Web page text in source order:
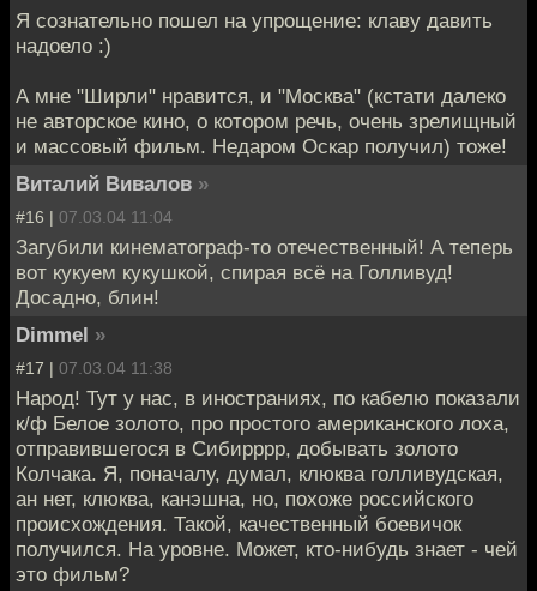
Я сознательно пошел на упрощение: клаву давить
надоело :)
А мне "Ширли" нравится, и "Москва" (кстати далеко
не авторское кино, о котором речь, очень зрелищный
и массовый фильм. Недаром Оскар получил) тоже!
Виталий Вивалов »
#16 | 07.03.04 11:04
Загубили кинематограф-то отечественный! А теперь
вот кукуем кукушкой, спирая всё на Голливуд!
Досадно, блин!
Dimmel »
#17 | 07.03.04 11:38
Народ! Тут у нас, в иностраниях, по кабелю показали
к/ф Белое золото, про простого американского лоха,
отправившегося в Сибирррр, добывать золото
Колчака. Я, поначалу, думал, клюква голливудская,
ан нет, клюква, канэшна, но, похоже российского
происхождения. Такой, качественный боевичок
получился. На уровне. Может, кто-нибудь знает - чей
это фильм?